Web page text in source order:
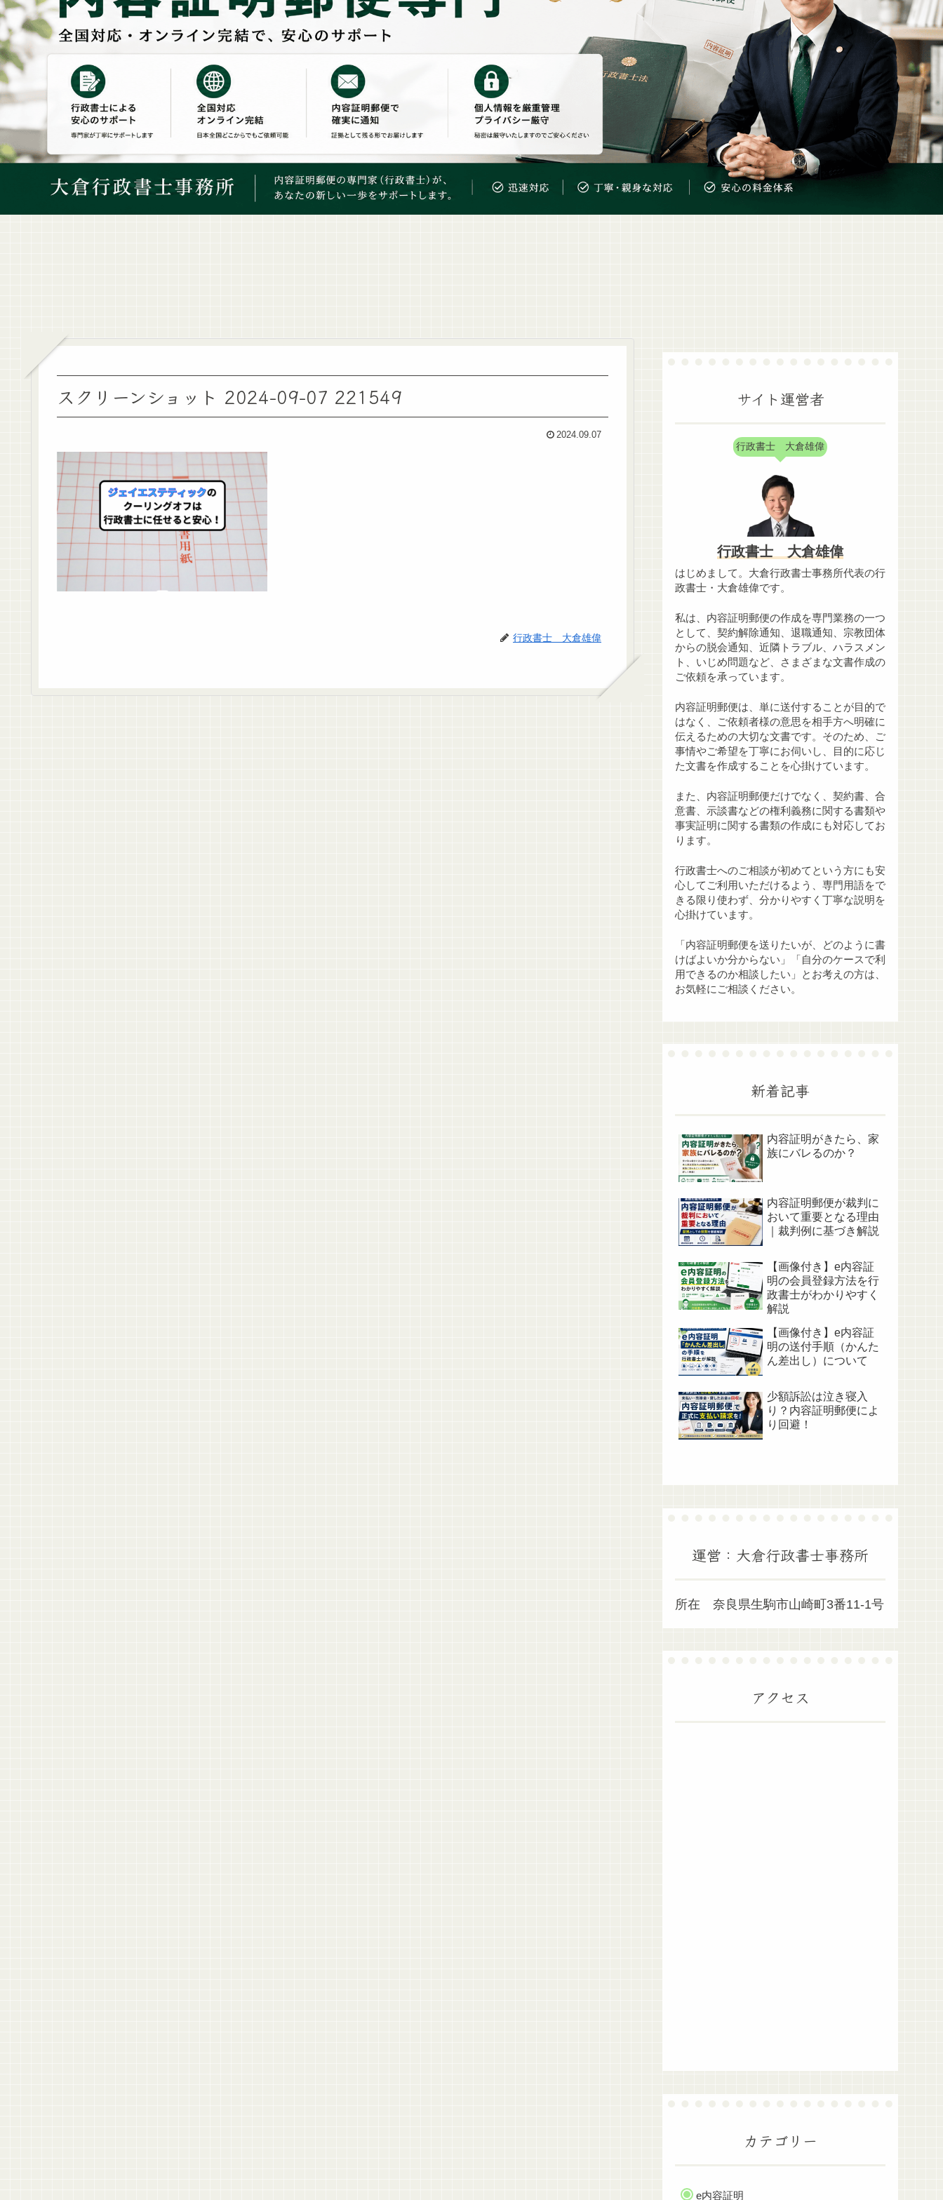
スクリーンショット 2024-09-07 221549
2024.09.07
行政書士 大倉雄偉
サイト運営者
行政書士 大倉雄偉
行政書士 大倉雄偉
はじめまして。大倉行政書士事務所代表の行
政書士・大倉雄偉です。
私は、内容証明郵便の作成を専門業務の一つ
として、契約解除通知、退職通知、宗教団体
からの脱会通知、近隣トラブル、ハラスメン
ト、いじめ問題など、さまざまな文書作成の
ご依頼を承っています。
内容証明郵便は、単に送付することが目的で
はなく、ご依頼者様の意思を相手方へ明確に
伝えるための大切な文書です。そのため、ご
事情やご希望を丁寧にお伺いし、目的に応じ
た文書を作成することを心掛けています。
また、内容証明郵便だけでなく、契約書、合
意書、示談書などの権利義務に関する書類や
事実証明に関する書類の作成にも対応してお
ります。
行政書士へのご相談が初めてという方にも安
心してご利用いただけるよう、専門用語をで
きる限り使わず、分かりやすく丁寧な説明を
心掛けています。
「内容証明郵便を送りたいが、どのように書
けばよいか分からない」「自分のケースで利
用できるのか相談したい」とお考えの方は、
お気軽にご相談ください。
新着記事
内容証明がきたら、家
族にバレるのか？
内容証明郵便が裁判に
おいて重要となる理由
｜裁判例に基づき解説
【画像付き】e内容証
明の会員登録方法を行
政書士がわかりやすく
解説
【画像付き】e内容証
明の送付手順（かんた
ん差出し）について
少額訴訟は泣き寝入
り？内容証明郵便によ
り回避！
運営：大倉行政書士事務所
所在 奈良県生駒市山崎町3番11-1号
アクセス
カテゴリー
e内容証明